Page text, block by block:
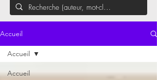
Accueil
Accueil
Accueil